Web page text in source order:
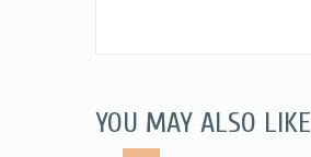
YOU MAY ALSO LIKE